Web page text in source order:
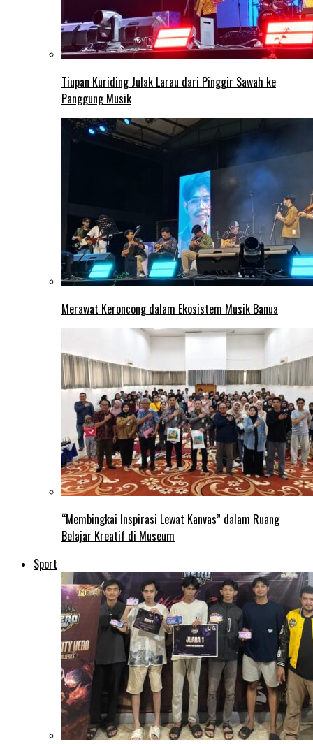
Tiupan Kuriding Julak Larau dari Pinggir Sawah ke
Panggung Musik
Merawat Keroncong dalam Ekosistem Musik Banua
“Membingkai Inspirasi Lewat Kanvas” dalam Ruang
Belajar Kreatif di Museum
Sport